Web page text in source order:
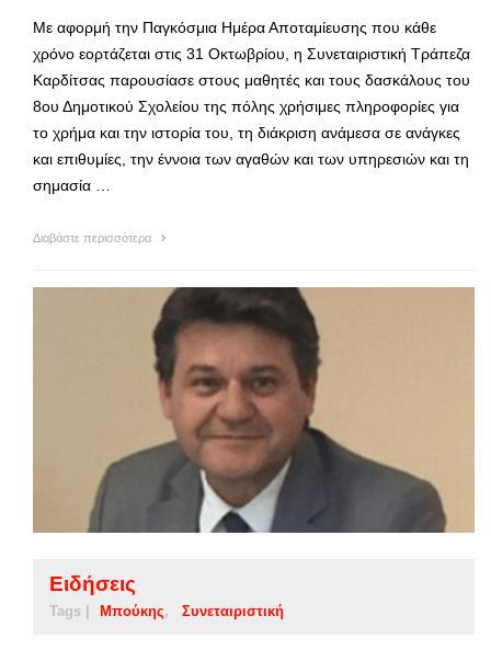
Με αφορμή την Παγκόσμια Ημέρα Αποταμίευσης που κάθε
χρόνο εορτάζεται στις 31 Οκτωβρίου, η Συνεταιριστική Τράπεζα
Καρδίτσας παρουσίασε στους μαθητές και τους δασκάλους του
8ου Δημοτικού Σχολείου της πόλης χρήσιμες πληροφορίες για
το χρήμα και την ιστορία του, τη διάκριση ανάμεσα σε ανάγκες
και επιθυμίες, την έννοια των αγαθών και των υπηρεσιών και τη
σημασία …
Διαβάστε περισσότερα
Ειδήσεις
Tags | Μπούκης Συνεταιριστική